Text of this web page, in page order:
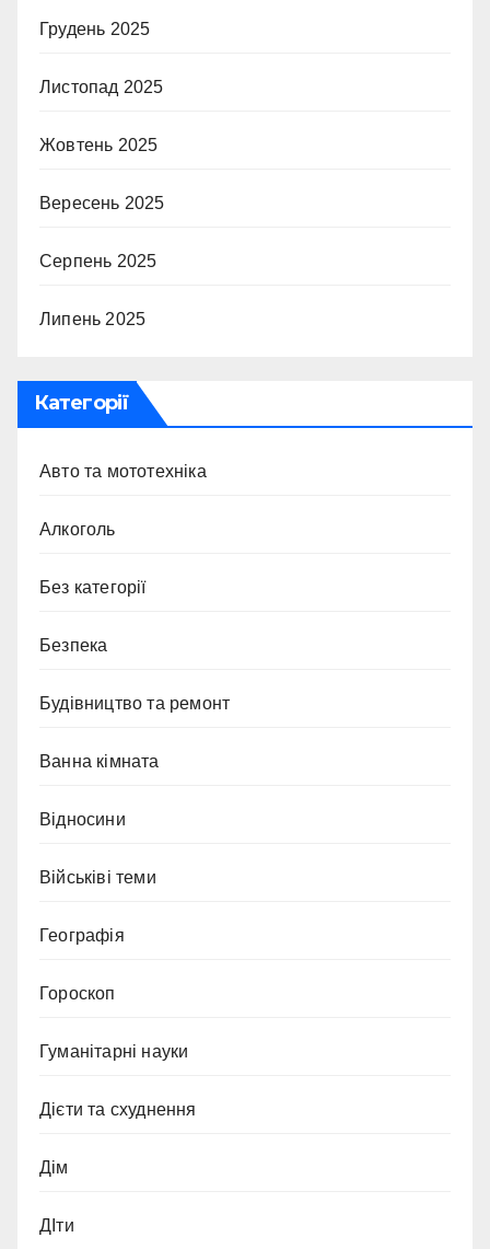
Грудень 2025
Листопад 2025
Жовтень 2025
Вересень 2025
Серпень 2025
Липень 2025
Категорії
Авто та мототехніка
Алкоголь
Без категорії
Безпека
Будівництво та ремонт
Ванна кімната
Відносини
Військіві теми
Географія
Гороскоп
Гуманітарні науки
Дієти та схуднення
Дім
ДІти